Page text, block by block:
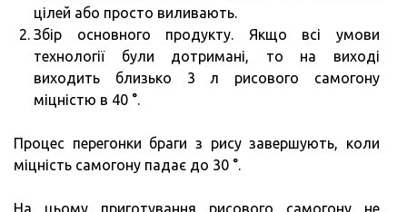
цілей або просто виливають.
Збір основного продукту. Якщо всі умови
технології були дотримані, то на виході
виходить близько 3 л рисового самогону
міцністю в 40 °.
Процес перегонки браги з рису завершують, коли
міцність самогону падає до 30 °.
На цьому приготування рисового самогону не